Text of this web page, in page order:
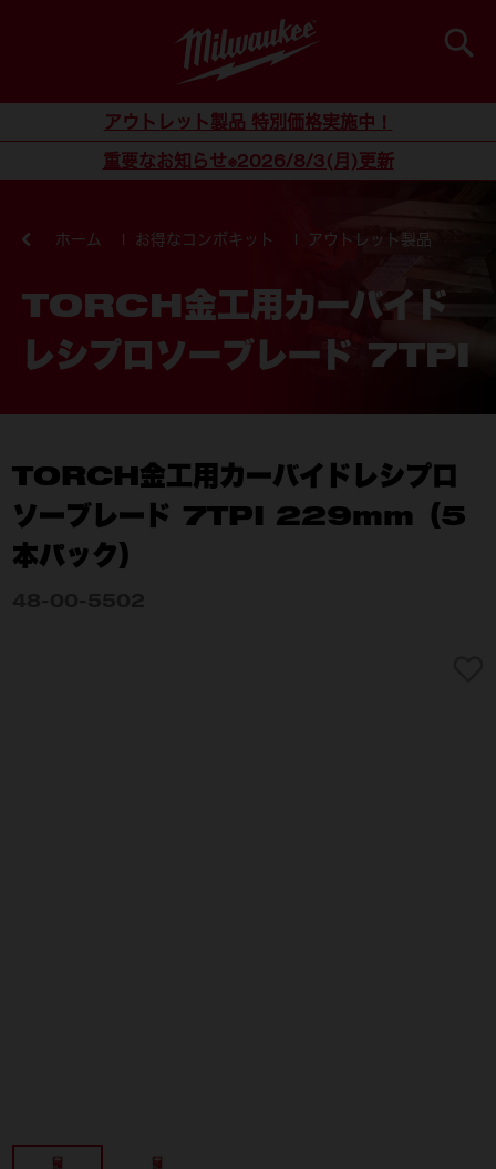
検索
コンテンツにスキップアウトレット製品 特別価格実施中！
重要なお知らせ※2026/8/3(月)更新
ホーム お得なコンボキット アウトレット製品
TORCH金工用カーバイド
レシプロソーブレード 7TPI
TORCH金工用カーバイドレシプロ
ソーブレード 7TPI 229mm（5
本パック）